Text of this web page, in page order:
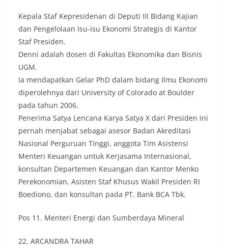
Kepala Staf Kepresidenan di Deputi III Bidang Kajian
dan Pengelolaan Isu-isu Ekonomi Strategis di Kantor
Staf Presiden.
Denni adalah dosen di Fakultas Ekonomika dan Bisnis
UGM.
Ia mendapatkan Gelar PhD dalam bidang Ilmu Ekonomi
diperolehnya dari University of Colorado at Boulder
pada tahun 2006.
Penerima Satya Lencana Karya Satya X dari Presiden ini
pernah menjabat sebagai asesor Badan Akreditasi
Nasional Perguruan Tinggi, anggota Tim Asistensi
Menteri Keuangan untuk Kerjasama Internasional,
konsultan Departemen Keuangan dan Kantor Menko
Perekonomian, Asisten Staf Khusus Wakil Presiden RI
Boediono, dan konsultan pada PT. Bank BCA Tbk.
Pos 11. Menteri Energi dan Sumberdaya Mineral
22. ARCANDRA TAHAR